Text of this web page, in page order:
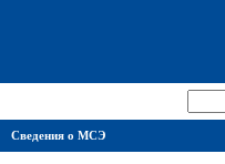
Сведения о МСЭ